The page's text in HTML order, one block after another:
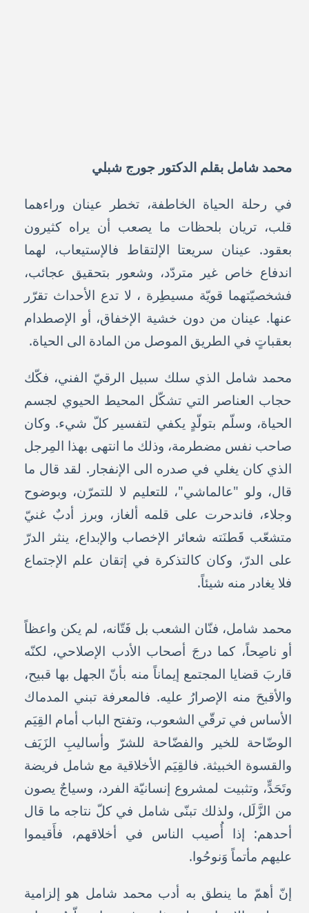
محمد شامل بقلم الدكتور جورج شبلي
في رحلة الحياة الخاطفة، تخطر عينان وراءهما
قلب، تريان بلحظات ما يصعب أن يراه كثيرون
بعقود. عينان سريعتا الإلتقاط فالإستيعاب، لهما
اندفاع خاص غير متردّد، وشعور بتحقيق عجائب،
فشخصيّتهما قويّة مسيطِرة ، لا تدع الأحداث تقرّر
عنها. عينان من دون خشية الإخفاق، أو الإصطدام
بعقباتٍ في الطريق الموصل من المادة الى الحياة.
محمد شامل الذي سلك سبيل الرقيّ الفني، فكّك
حجاب العناصر التي تشكّل المحيط الحيوي لجسم
الحياة، وسلّم بتولّدٍ يكفي لتفسير كلّ شيء. وكان
صاحب نفس مضطرمة، وذلك ما انتهى بهذا المِرجل
الذي كان يغلي في صدره الى الإنفجار. لقد قال ما
قال، ولو "عالماشي"، للتعليم لا للتمرّن، وبوضوح
وجلاء، فاندحرت على قلمه ألغاز، وبرز أدبٌ غنيّ
متشعّب قَطنَته شعائر الإخصاب والإبداع، ينثر الدرّ
على الدرّ، وكان كالتذكرة في إتقان علم الإجتماع
فلا يغادر منه شيئاً.
محمد شامل، فنّان الشعب بل فَتّانه، لم يكن واعظاً
أو ناصِحاً، كما درجَ أصحاب الأدب الإصلاحي، لكنّه
قاربَ قضايا المجتمع إيماناً منه بأنّ الجهل بها قبيح،
والأقبحَ منه الإصرارُ عليه. فالمعرفة تبني المدماك
الأساس في ترقّي الشعوب، وتفتح الباب أمام القِيَم
الوضّاحة للخير والفضّاحة للشرّ وأساليبِ الزَيَف
والقسوة الخبيثة. فالقِيَم الأخلاقية مع شامل فريضة
وتَحَدٍّ، وتثبيت لمشروع إنسانيّة الفرد، وسياجٌ يصون
من الزَّلَل، ولذلك تبنّى شامل في كلّ نتاجه ما قال
أحدهم: إذا أُصيب الناس في أخلاقهم، فأَقيموا
عليهم مأتماً وَنوحُوا.
إنّ أهمّ ما ينطق به أدب محمد شامل هو إلزامية